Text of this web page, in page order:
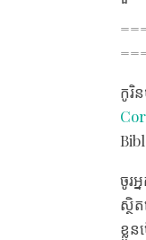
កូរិ
ចូរ​
ស្ថិ
ខ្លួ